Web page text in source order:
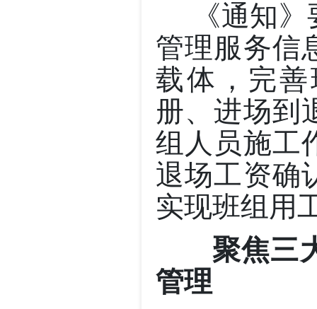
《通知》
管理服务信
载体，完
册、进场到
组人员施工
退场工资确
实现班组用
聚焦三大
管理